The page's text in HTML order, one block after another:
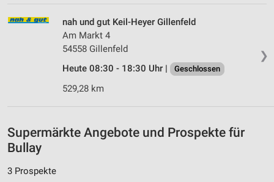
❯
nah und gut Keil-Heyer Gillenfeld
Am Markt 4
54558 Gillenfeld
Heute 08:30 - 18:30 Uhr |
Geschlossen
529,28 km
Supermärkte Angebote und Prospekte für
Bullay
3 Prospekte
Inhalten
IAB-Besonderheiten:
Informationen identifizieren
Notwendig
Performance